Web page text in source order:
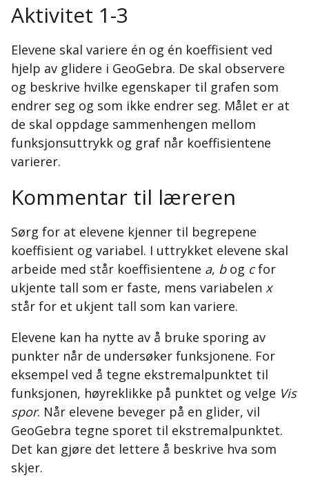
Aktivitet 1-3
Elevene skal variere én og én koeffisient ved
hjelp av glidere i GeoGebra. De skal observere
og beskrive hvilke egenskaper til grafen som
endrer seg og som ikke endrer seg. Målet er at
de skal oppdage sammenhengen mellom
funksjonsuttrykk og graf når koeffisientene
varierer.
Kommentar til læreren
Sørg for at elevene kjenner til begrepene
koeffisient og variabel. I uttrykket elevene skal
arbeide med står koeffisientene a, bog cfor
ukjente tall som er faste, mens variabelen x
står for et ukjent tall som kan variere.
Elevene kan ha nytte av å bruke sporing av
punkter når de undersøker funksjonene. For
eksempel ved å tegne ekstremalpunktet til
funksjonen, høyreklikke på punktet og velge Vis
spor. Når elevene beveger på en glider, vil
GeoGebra tegne sporet til ekstremalpunktet.
Det kan gjøre det lettere å beskrive hva som
skjer.